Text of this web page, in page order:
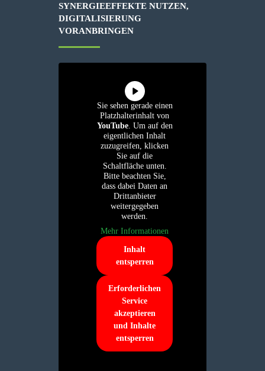
SYNERGIEEFFEKTE NUTZEN,
DIGITALISIERUNG
VORANBRINGEN
Sie sehen gerade einen
Platzhalterinhalt von
YouTube. Um auf den
eigentlichen Inhalt
zuzugreifen, klicken
Sie auf die
Schaltfläche unten.
Bitte beachten Sie,
dass dabei Daten an
Drittanbieter
weitergegeben
werden.
Mehr Informationen
Inhalt
entsperren
Erforderlichen
Service
akzeptieren
und Inhalte
entsperren